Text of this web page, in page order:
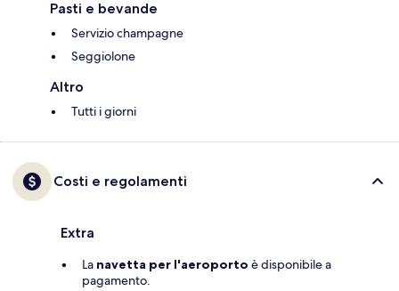
Pasti e bevande
Servizio champagne
Seggiolone
Altro
Tutti i giorni
Costi e regolamenti
Extra
La navetta per l'aeroporto è disponibile a
pagamento.